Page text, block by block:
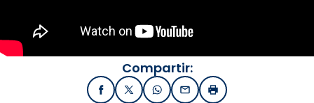
Compartir:
FacebookX / TwitterWhatsApp
EmailImprimir